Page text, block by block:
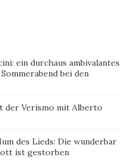
ein durchaus ambivalantes
bei den
der Verismo mit Alberto
des Lieds: Die wunderbar
ist gestorben